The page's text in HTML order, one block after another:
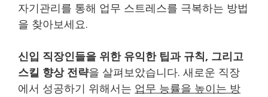
자기관리를 통해 업무 스트레스를 극복하는 방법
을 찾아보세요.
신입 직장인들을 위한 유익한 팁과 규칙, 그리고
스킬 향상 전략을 살펴보았습니다. 새로운 직장
에서 성공하기 위해서는 업무 능률을 높이는 방